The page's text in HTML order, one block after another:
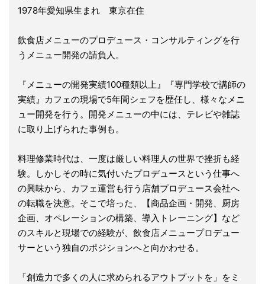
1978年愛知県生まれ 東京在住
飲食店メニューのプロデュース・コンサルティングを行
うメニュー開発の請負人。
『メニューの開発実績100種類以上』『専門学校で講師の
実績』カフェの現場で5年間シェフを歴任し、様々なメニ
ュー開発を行う。開発メニューの中には、テレビや雑誌
に取り上げられた事例も。
料理修業時代は、一度は厳しい料理人の世界で挫折も経
験。しかしその時に気付いたプロデュースという仕事へ
の興味から、カフェ運営も行う店舗プロデュース会社へ
の転職を決意。そこで培った、【商品企画・開発、厨房
企画、オペレーションの構築、導入トレーニング】など
のスキルと現場での経験が、飲食店メニュープロデュー
サーという独自のポジションへと向かわせる。
「創造力で多くの人に求められるアウトプットを」をミ